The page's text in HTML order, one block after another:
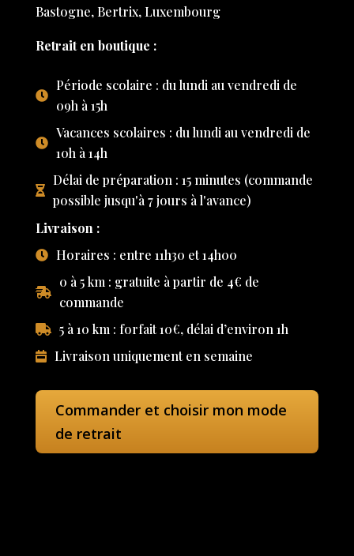
Bastogne, Bertrix, Luxembourg
Retrait en boutique :
Période scolaire : du lundi au vendredi de
09h à 15h
Vacances scolaires : du lundi au vendredi de
10h à 14h
Délai de préparation : 15 minutes (commande
possible jusqu'à 7 jours à l'avance)
Livraison :
Horaires : entre 11h30 et 14h00
0 à 5 km : gratuite à partir de 4€ de
commande
5 à 10 km : forfait 10€, délai d’environ 1h
Livraison uniquement en semaine
Commander et choisir mon mode
de retrait